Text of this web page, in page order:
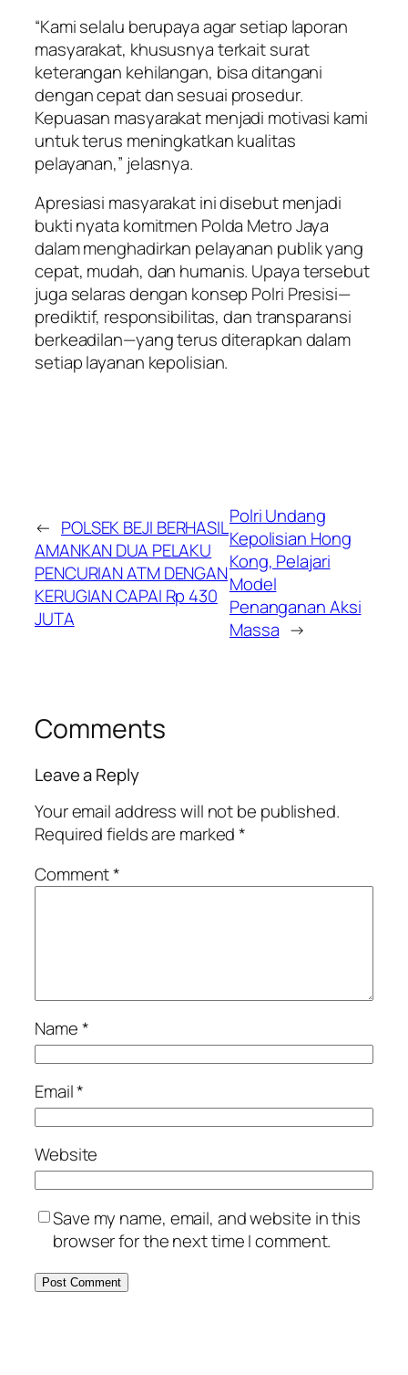
“Kami selalu berupaya agar setiap laporan
masyarakat, khususnya terkait surat
keterangan kehilangan, bisa ditangani
dengan cepat dan sesuai prosedur.
Kepuasan masyarakat menjadi motivasi kami
untuk terus meningkatkan kualitas
pelayanan,” jelasnya.
Apresiasi masyarakat ini disebut menjadi
bukti nyata komitmen Polda Metro Jaya
dalam menghadirkan pelayanan publik yang
cepat, mudah, dan humanis. Upaya tersebut
juga selaras dengan konsep Polri Presisi—
prediktif, responsibilitas, dan transparansi
berkeadilan—yang terus diterapkan dalam
setiap layanan kepolisian.
← POLSEK BEJI BERHASIL
AMANKAN DUA PELAKU
PENCURIAN ATM DENGAN
KERUGIAN CAPAI Rp 430
JUTA
Polri Undang
Kepolisian Hong
Kong, Pelajari
Model
Penanganan Aksi
Massa →
Comments
Leave a Reply
Your email address will not be published.
Required fields are marked*
Comment*
Name*
Email*
Website
Save my name, email, and website in this
browser for the next time I comment.